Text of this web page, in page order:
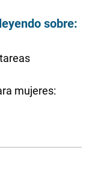
sobre:
mujeres: